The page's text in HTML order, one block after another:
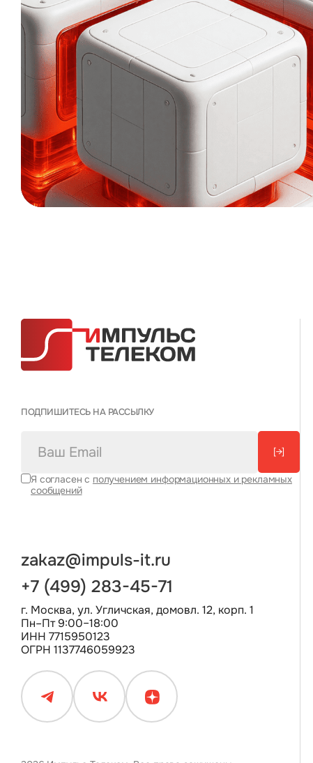
ПОДПИШИТЕСЬ НА РАССЫЛКУ
[→]
Я согласен с получением информационных и рекламных
сообщений
zakaz@impuls-it.ru
+7 (499) 283-45-71
г. Москва, ул. Угличская, домовл. 12, корп. 1
Пн–Пт 9:00–18:00
ИНН 7715950123
ОГРН 1137746059923